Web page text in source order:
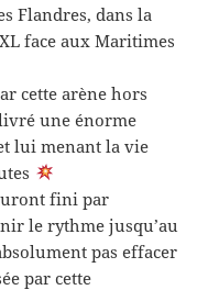
Flandres, dans la
face aux Maritimes
cette arène hors
une énorme
lui menant la vie
fini par
le rythme jusqu’au
pas effacer
par cette